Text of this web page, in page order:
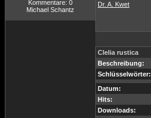
Kommentare: 0
Michael Schantz
Dr. A. Kwet
Clelia rustica
Beschreibung:
Schlüsselwörter:
Datum:
Hits:
Downloads: